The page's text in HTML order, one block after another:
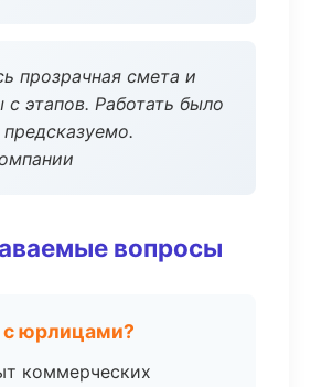
прозрачная смета и
с этапов. Работать было
вопросы
с юрлицами?
коммерческих